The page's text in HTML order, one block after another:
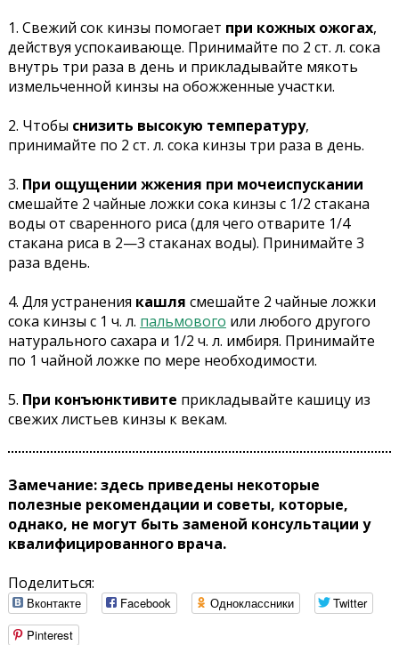
1. Свежий сок кинзы помогает при кожных ожогах,
действуя успокаивающе. Принимайте по 2 ст. л. сока
внутрь три раза в день и прикладывайте мякоть
измельченной кинзы на обожженные участки.
2. Чтобы снизить высокую температуру,
принимайте по 2 ст. л. сока кинзы три раза в день.
3. При ощущении жжения при мочеиспускании
смешайте 2 чайные ложки сока кинзы с 1/2 стакана
воды от сваренного риса (для чего отварите 1/4
стакана риса в 2—3 стаканах воды). Принимайте 3
раза вдень.
4. Для устранения кашля смешайте 2 чайные ложки
сока кинзы с 1 ч. л. пальмового или любого другого
натурального сахара и 1/2 ч. л. имбиря. Принимайте
по 1 чайной ложке по мере необходимости.
5. При конъюнктивите прикладывайте кашицу из
свежих листьев кинзы к векам.
Замечание: здесь приведены некоторые
полезные рекомендации и советы, которые,
однако, не могут быть заменой консультации у
квалифицированного врача.
Поделиться:
Вконтакте Facebook Одноклассники
Twitter
Pinterest